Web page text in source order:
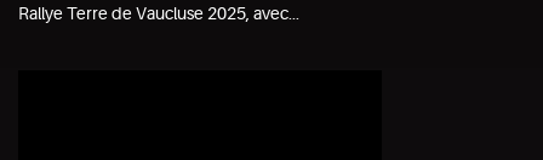
Rallye Terre de Vaucluse 2025, avec...